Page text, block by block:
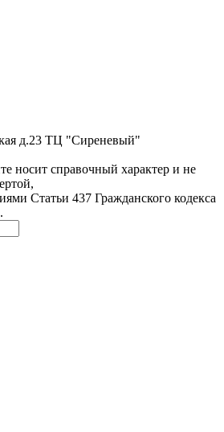
д.23 ТЦ "Сиреневый"
носит справочный характер и не
Статьи 437 Гражданского кодекса